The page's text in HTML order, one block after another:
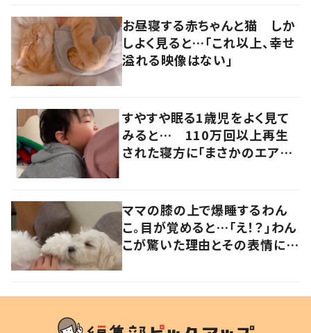
お昼寝する赤ちゃんと猫 しか
しよく見ると…「これ以上、幸せ
溢れる映像はない」
すやすや眠る1歳児をよく見て
みると… 110万回以上再生
された寝方に「まさかのエアー」
ママの膝の上で爆睡するわん
こ。目が覚めると…「え！？」わん
こが驚いた理由とその表情に